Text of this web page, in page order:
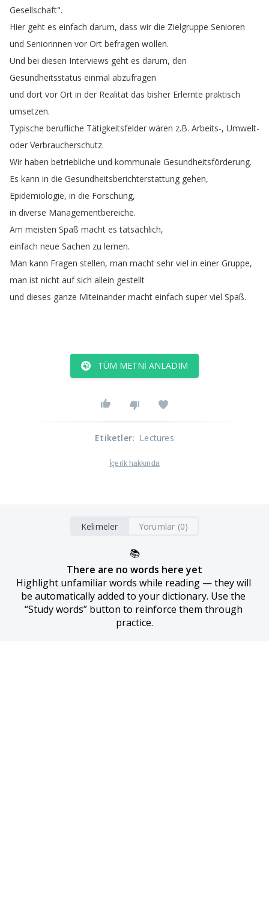
Gesellschaft".
Hier geht es einfach darum, dass wir die Zielgruppe Senioren
und Seniorinnen vor Ort befragen wollen.
Und bei diesen Interviews geht es darum, den
Gesundheitsstatus einmal abzufragen
und dort vor Ort in der Realität das bisher Erlernte praktisch
umsetzen.
Typische berufliche Tätigkeitsfelder wären z.B. Arbeits-, Umwelt-
oder Verbraucherschutz.
Wir haben betriebliche und kommunale Gesundheitsförderung.
Es kann in die Gesundheitsberichterstattung gehen,
Epidemiologie, in die Forschung,
in diverse Managementbereiche.
Am meisten Spaß macht es tatsächlich,
einfach neue Sachen zu lernen.
Man kann Fragen stellen, man macht sehr viel in einer Gruppe,
man ist nicht auf sich allein gestellt
und dieses ganze Miteinander macht einfach super viel Spaß.
TÜM METNI ANLADIM
Etiketler: Lectures
İçerik hakkında
Kelimeler Yorumlar (0)
📚
There are no words here yet
Highlight unfamiliar words while reading — they will
be automatically added to your dictionary. Use the
“Study words” button to reinforce them through
practice.